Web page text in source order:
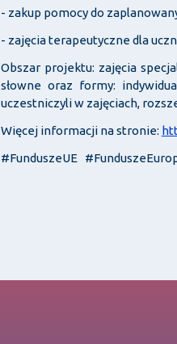
- zakup pomocy do
- zajęcia terapeutyczne dla
Obszar projektu: zajęcia
słowne oraz formy:
uczestniczyli w zajęciach,
Więcej informacji na stronie:
#FunduszeUE